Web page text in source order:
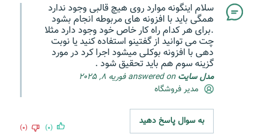
سلام اینگونه موارد روی هیچ قالبی وجود ندارد
همگی باید با افزونه های مربوطه انجام بشود
.برای هر کدام راه کار خاص خود وجود دارد مثلا
چت می توانید از گفتینو استفاده کنید یا نوبت
دهی با افزونه بوکلی میشود اجرا کرد در مورد
گزینه سوم هم باید تحقیق شود .
مدل سایت
مدیر فروشگاه
به سوال پاسخ دهید
(0)
(0)